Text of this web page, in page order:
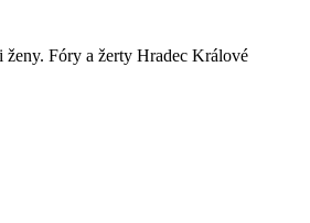
Fóry a žerty Hradec Králové